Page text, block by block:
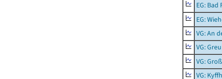
EG:
EG:
VG: An
VG:
VG:
VG: